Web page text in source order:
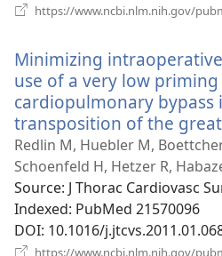
https://www.ncbi.nlm.nih.gov/
Minimizing
use of a very low
cardiopulmonary bypass
transposition of the
Redlin M, Huebler M,
Schoenfeld H, Hetzer R,
Source‎: J Thorac Cardiovasc
Indexed‎: PubMed 21570096
DOI‎: 10.1016/